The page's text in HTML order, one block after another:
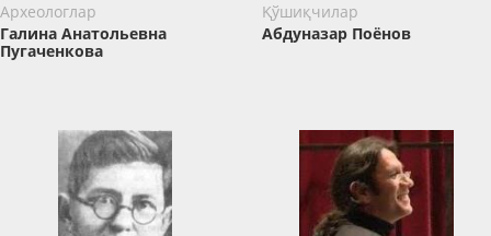
Археологлар
Галина Анатольевна
Пугаченкова
Қўшиқчилар
Абдуназар Поёнов